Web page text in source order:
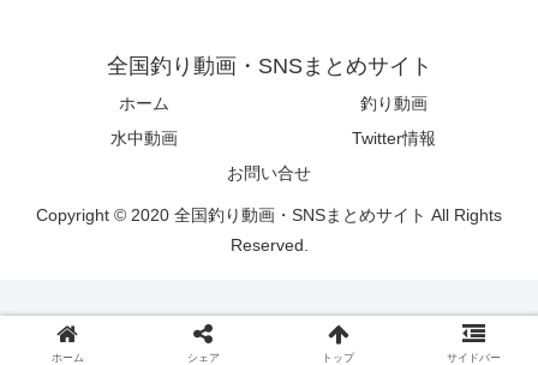
全国釣り動画・SNSまとめサイト
ホーム
釣り動画
水中動画
Twitter情報
お問い合せ
Copyright © 2020 全国釣り動画・SNSまとめサイト All Rights
Reserved.
ホーム シェア トップ サイドバー